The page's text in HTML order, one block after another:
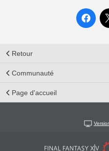
Retour
Communauté
Page d'accueil